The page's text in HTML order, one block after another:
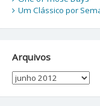
Um Clássico por
Arquivos
Arquivos